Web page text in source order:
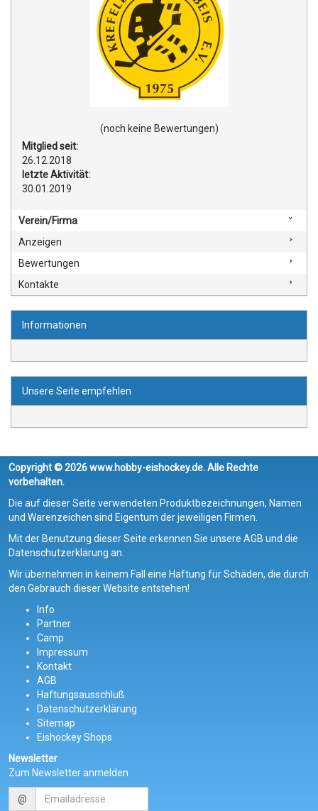
(noch keine Bewertungen)
Mitglied seit:
26.12.2018
letzte Aktivität:
30.01.2019
Verein/Firma
Anzeigen
Bewertungen
Kontakte
Informationen
Unsere Seite empfehlen
Copyright © 2026 www.hobby-eishockey.de. Alle Rechte
vorbehalten.
Die auf dieser Seite verwendeten Produktbezeichnungen, Namen
und Warenzeichen sind Eigentum der jeweiligen Firmen.
Mit der Benutzung dieser Seite erkennen Sie unsere AGB und die
Datenschutzerklärung an.
Wir übernehmen in keinem Fall eine Haftung für Schäden, die durch
den Gebrauch dieser Website entstehen!
Info
Partner
Camp
Impressum
Kontakt
AGB
Haftungsausschluß
Datenschutzerklärung
Sitemap
Eishockey Shops
Newsletter
Zum Newsletter anmelden
@